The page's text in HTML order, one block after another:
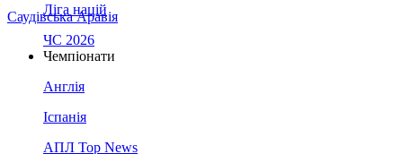
Саудівська Аравія
Ліга націй
ЧС 2026
Чемпіонати
Англія
Іспанія
АПЛ Top News